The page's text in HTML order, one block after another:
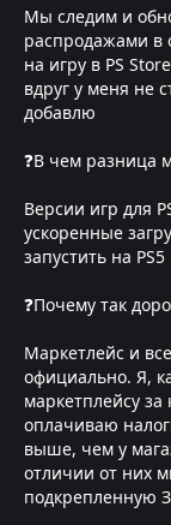
Мы следим и
распродажами в
на игру в PS
вдруг у меня не
добавлю
❓В чем разница
Версии игр для
ускоренные
запустить на PS5
❓Почему так
Маркетлейс и
официально. Я,
маркетплейсу
оплачиваю
выше, чем у
отличии от них
подкрепленную